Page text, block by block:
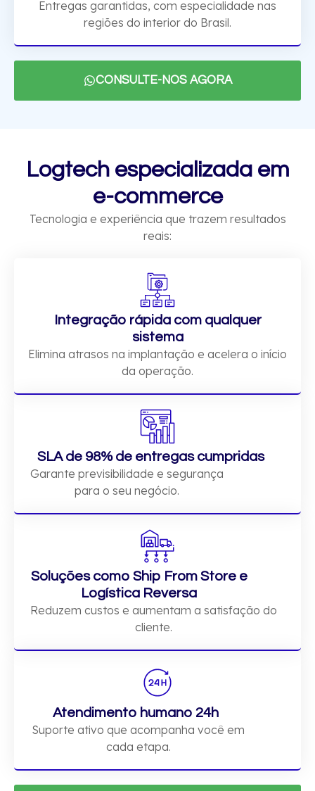
Entregas garantidas, com especialidade nas
regiões do interior do Brasil.
CONSULTE-NOS AGORA
Logtech especializada em
e-commerce
Tecnologia e experiência que trazem resultados
reais:
Integração rápida com qualquer
sistema
Elimina atrasos na implantação e acelera o início
da operação.
SLA de 98% de entregas cumpridas
Garante previsibilidade e segurança
para o seu negócio.
Soluções como Ship From Store e
Logística Reversa
Reduzem custos e aumentam a satisfação do
cliente.
Atendimento humano 24h
Suporte ativo que acompanha você em
cada etapa.